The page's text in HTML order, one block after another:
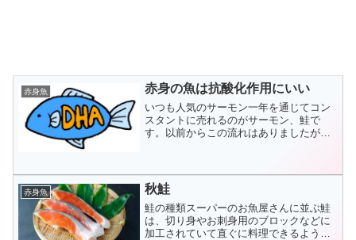
赤身魚 赤身の魚は抗酸化作用にいい
いつも人気のサーモン一年を通じてコン
スタントに売れるのがサーモン、鮭で
す。以前からこの流れはありましたが、
強い抗酸化力を知っての買い...
赤身魚 秋鮭
鮭の種類スーパーのお魚屋さんに並ぶ鮭
は、切り身やお刺身用のブロックなどに
加工されていて直ぐに料理できるように